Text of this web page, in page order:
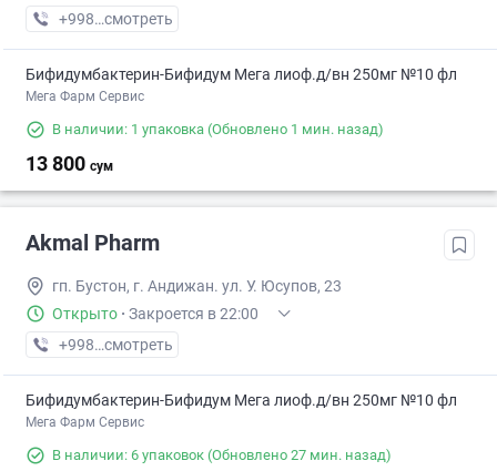
+998 (91) XXX-XX-XX
смотреть
Бифидумбактерин-Бифидум Мега лиоф.д/вн 250мг №10 фл
Мега Фарм Сервис
В наличии: 1 упаковка (Обновлено 1 мин. назад)
13 800 сум
Akmal Pharm
гп. Бустон, г. Андижан. ул. У. Юсупов, 23
Открыто · Закроется в 22:00
+998 (90) XXX-XX-XX
смотреть
Бифидумбактерин-Бифидум Мега лиоф.д/вн 250мг №10 фл
Мега Фарм Сервис
В наличии: 6 упаковок (Обновлено 27 мин. назад)